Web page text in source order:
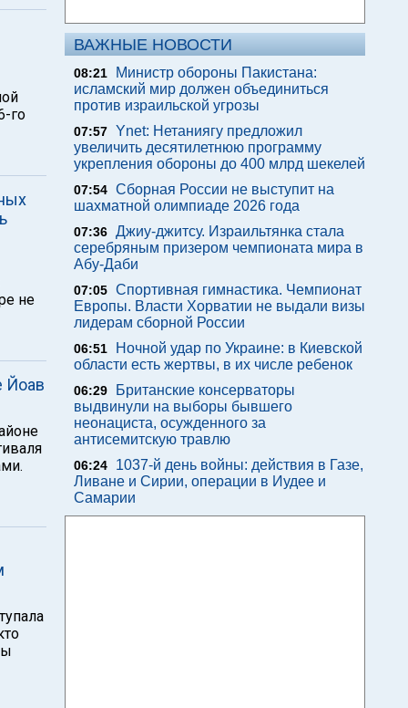
го
не
Йоав
ВАЖНЫЕ НОВОСТИ
08:21
Министр обороны Пакистана:
исламский мир должен объединиться
против израильской угрозы
07:57 Ynet: Нетаниягу предложил
увеличить десятилетнюю программу
укрепления обороны до 400 млрд шекелей
07:54 Сборная России не выступит на
шахматной олимпиаде 2026 года
07:36 Джиу-джитсу. Израильтянка стала
серебряным призером чемпионата мира в
Абу-Даби
07:05 Спортивная гимнастика. Чемпионат
Европы. Власти Хорватии не выдали визы
лидерам сборной России
06:51
Ночной удар по Украине: в Киевской
области есть жертвы, в их числе ребенок
06:29
Британские консерваторы
выдвинули на выборы бывшего
неонациста, осужденного за
антисемитскую травлю
06:24
1037-й день войны: действия в Газе,
Ливане и Сирии, операции в Иудее и
Самарии